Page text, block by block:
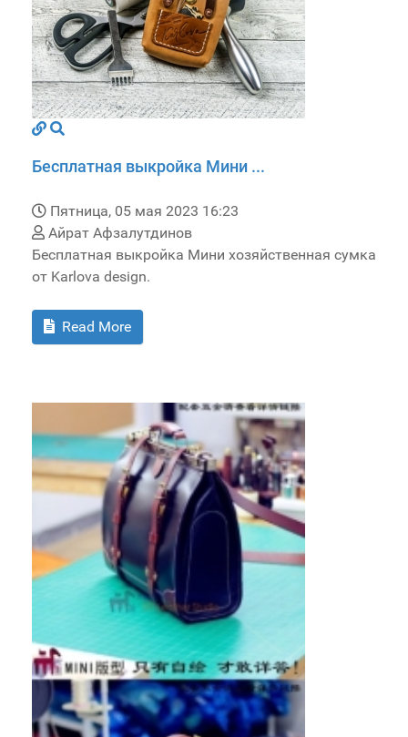
Бесплатная выкройка Мини ...
Пятница, 05 мая 2023 16:23
Айрат Афзалутдинов
Бесплатная выкройка Мини хозяйственная сумка
от Karlova design.
Read More